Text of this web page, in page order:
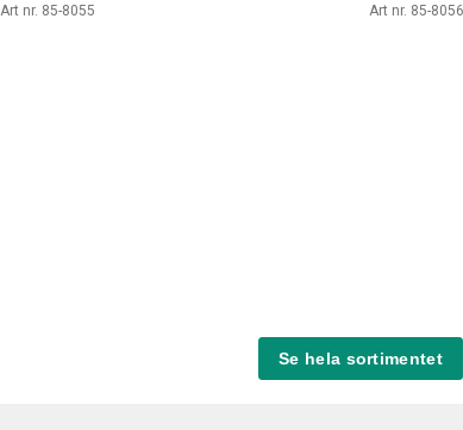
Art nr. 85-8055
Art nr. 85-8056
Se hela sortimentet